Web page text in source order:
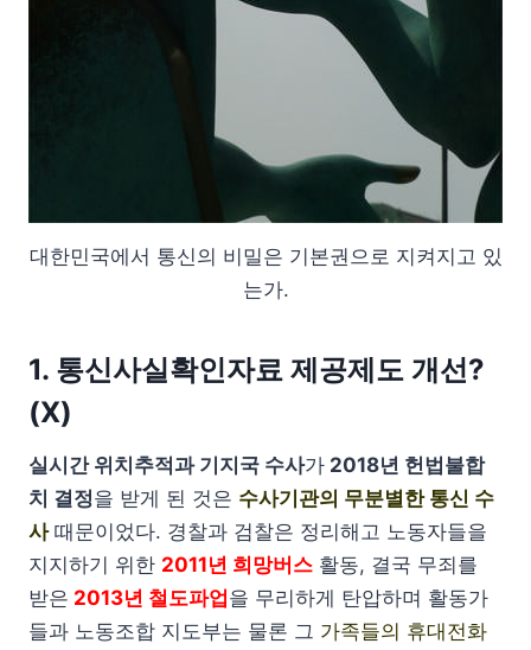
대한민국에서 통신의 비밀은 기본권으로 지켜지고 있
는가.
1. 통신사실확인자료 제공제도 개선?
(X)
실시간 위치추적과 기지국 수사가 2018년 헌법불합
치 결정을 받게 된 것은 수사기관의 무분별한 통신 수
사때문이었다. 경찰과 검찰은 정리해고 노동자들을
지지하기 위한 2011년 희망버스 활동, 결국 무죄를
받은 2013년 철도파업을 무리하게 탄압하며 활동가
들과 노동조합 지도부는 물론 그 가족들의 휴대전화